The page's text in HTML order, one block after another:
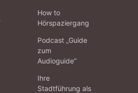
How to
Hörspaziergang
Podcast „Guide
zum
Audioguide“
Ihre
Stadtführung als